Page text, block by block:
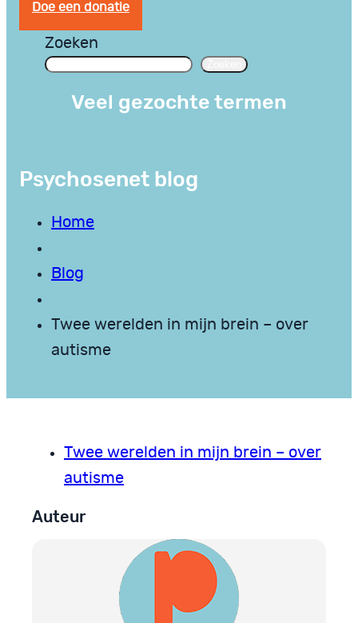
Doe een donatie
Zoeken
Veel gezochte termen
Psychosenet blog
Home
Blog
Twee werelden in mijn brein – over
autisme
Twee werelden in mijn brein – over
autisme
Auteur